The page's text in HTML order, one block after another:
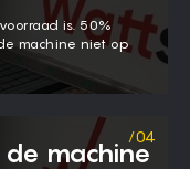
is. 50%
machine niet op
machine